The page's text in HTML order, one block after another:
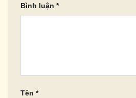
Bình luận *
Tên *